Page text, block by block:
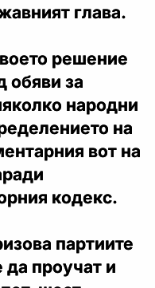
глава.
решение
обяви за
народни
на
вот на
кодекс.
партиите
проучат и